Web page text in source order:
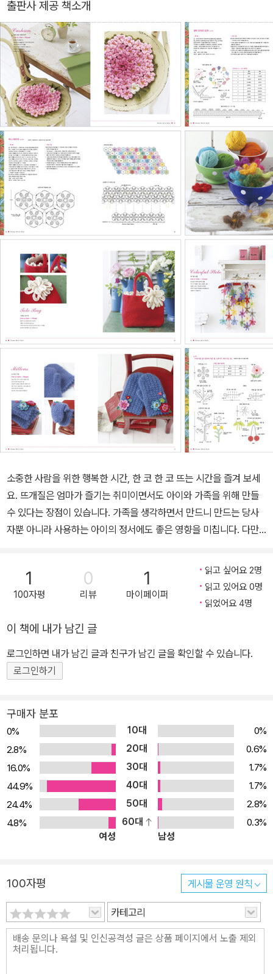
모 펠트 플라워 40》, 《손뜨개 아틀리에 31》, 《쉽게 배우는 모티브 뜨
기의 기초》, 《코바늘로 뜨는 우아한 손뜨개 꽃》 등이 있다.
출판사 제공 책소개
소중한 사람을 위한 행복한 시간, 한 코 한 코 뜨는 시간을 즐겨 보세
요. 뜨개질은 엄마가 즐기는 취미이면서도 아이와 가족을 위해 만들
수 있다는 장점이 있습니다. 가족을 생각하면서 만드니 만드는 당사
자뿐 아니라 사용하는 아이의 정서에도 좋은 영향을 미칩니다. 다만
운 니트 소품>은 꽃 모티프 작품을 주제로 한, 특별한 손뜨개 책으로
예쁘면서 매우 실용적입니다. 이 책만 있으면 누구나 코바늘을 이용
해 화려하면서도 사랑스러운 꽃 모티프를 만들고 연결해 작품을 완성
주머니, 방석 등 외출 패션 소품에서 인테리어와 주방 소품까지, 다양
한 종류의 귀여운 꽃 모티프 작품 21개를 엄선했기 때문에 고르는 재
미 또한 쏠쏠하답니다. 초보자라도 걱정 없어요. 모티프를 예로 들어
실로 원을 만들어 뜨개 시작하기, 예쁘게 완성하는 법, 모티프를 연결
출할 때도, 주방에서 시간을 보낼 때도 컬러풀한 아이템이 눈에 들어
오면 매우 행복한 기분이 들겠지요. 자신에게, 가족에게, 소중한 사람
에게 선물하기 위해 한 코 한 코 뜨는 시간을 즐겨 보세요.
1
100자평
0
리뷰
1
마이페이퍼
읽고 싶어요 2명
읽고 있어요 0명
읽었어요 4명
이 책에 내가 남긴 글
로그인하면 내가 남긴 글과 친구가 남긴 글을 확인할 수 있습니다.
로그인하기
구매자 분포
0% 10대
0%
2.8%
20대
0.6%
16.0%
30대
1.7%
44.9%
40대
1.7%
24.4%
50대
2.8%
4.8%
60대
0.3%
여성
남성
100자평 게시물 운영 원칙
카테고리